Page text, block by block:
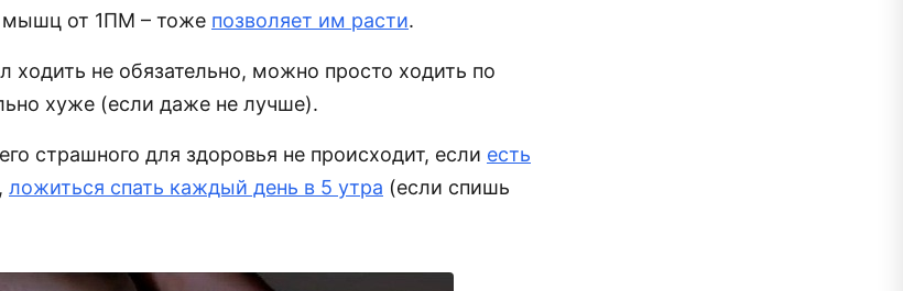
мышц от 1ПМ – тоже позволяет им расти.
ходить не обязательно, можно просто ходить по
хуже (если даже не лучше).
страшного для здоровья не происходит, если есть
ложиться спать каждый день в 5 утра (если спишь